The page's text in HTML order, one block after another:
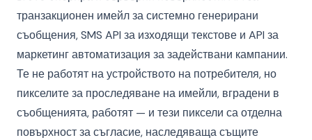
транзакционен имейл за системно генерирани
съобщения, SMS API за изходящи текстове и API за
маркетинг автоматизация за задействани кампании.
Те не работят на устройството на потребителя, но
пикселите за проследяване на имейли, вградени в
съобщенията, работят — и тези пиксели са отделна
повърхност за съгласие, наследяваща същите